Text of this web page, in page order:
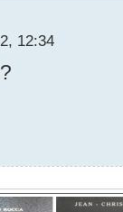
12:34